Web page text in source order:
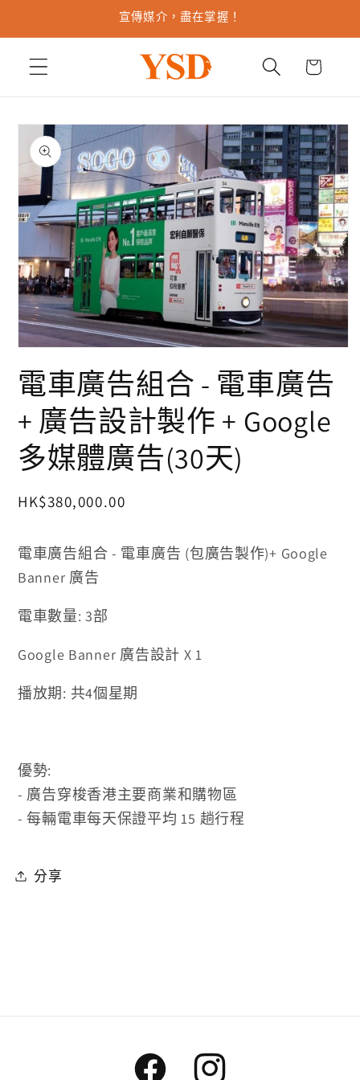
宣傳媒介，盡在掌握！
購
物
略過產
品資訊
互
動
窗
中
開
啟
體
1
電車廣告組合 - 電車廣告
+ 廣告設計製作 + Google
多媒體廣告(30天)
定
HK$380,000.00
電車廣告組合 - 電車廣告 (包廣告製作)+ Google
Banner 廣告
電車數量: 3部
Google Banner 廣告設計 X 1
播放期: 共4個星期
優勢:
- 廣告穿梭香港主要商業和購物區
- 每輛電車每天保證平均 15 趟行程
分享